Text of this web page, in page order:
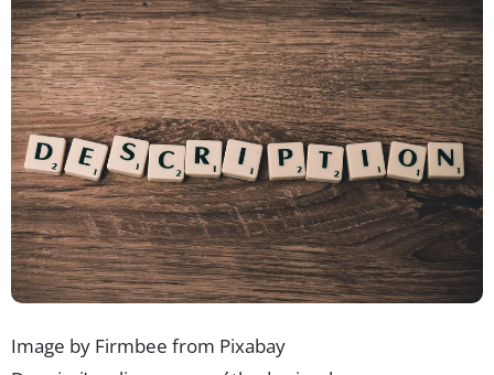
Image by Firmbee from Pixabay